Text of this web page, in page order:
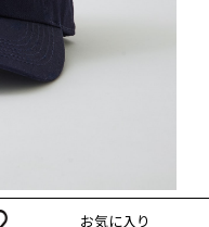
お気に入り